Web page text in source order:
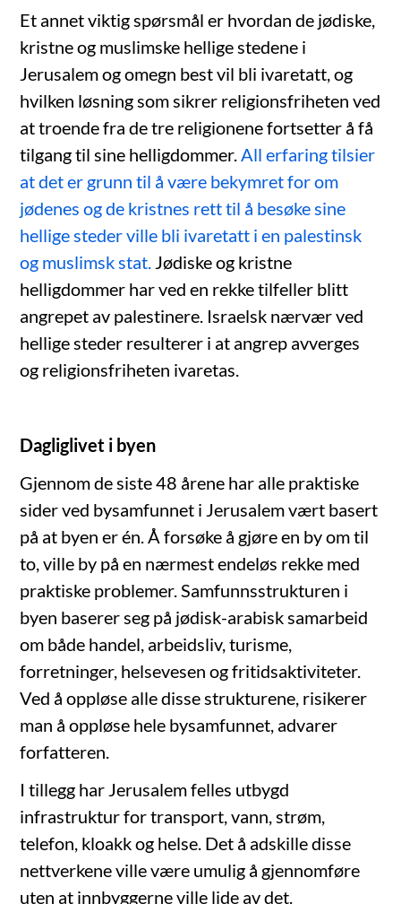
Et annet viktig spørsmål er hvordan de jødiske,
kristne og muslimske hellige stedene i
Jerusalem og omegn best vil bli ivaretatt, og
hvilken løsning som sikrer religionsfriheten ved
at troende fra de tre religionene fortsetter å få
tilgang til sine helligdommer. All erfaring tilsier
at det er grunn til å være bekymret for om
jødenes og de kristnes rett til å besøke sine
hellige steder ville bli ivaretatt i en palestinsk
og muslimsk stat. Jødiske og kristne
helligdommer har ved en rekke tilfeller blitt
angrepet av palestinere. Israelsk nærvær ved
hellige steder resulterer i at angrep avverges
og religionsfriheten ivaretas.
Dagliglivet i byen
Gjennom de siste 48 årene har alle praktiske
sider ved bysamfunnet i Jerusalem vært basert
på at byen er én. Å forsøke å gjøre en by om til
to, ville by på en nærmest endeløs rekke med
praktiske problemer. Samfunnsstrukturen i
byen baserer seg på jødisk-arabisk samarbeid
om både handel, arbeidsliv, turisme,
forretninger, helsevesen og fritidsaktiviteter.
Ved å oppløse alle disse strukturene, risikerer
man å oppløse hele bysamfunnet, advarer
forfatteren.
I tillegg har Jerusalem felles utbygd
infrastruktur for transport, vann, strøm,
telefon, kloakk og helse. Det å adskille disse
nettverkene ville være umulig å gjennomføre
uten at innbyggerne ville lide av det.